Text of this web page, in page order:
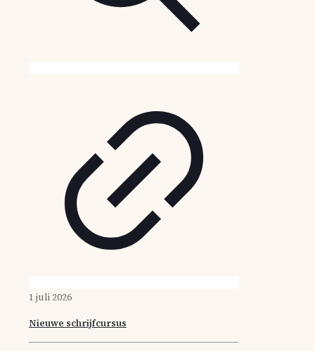
1 juli 2026
Nieuwe schrijfcursus